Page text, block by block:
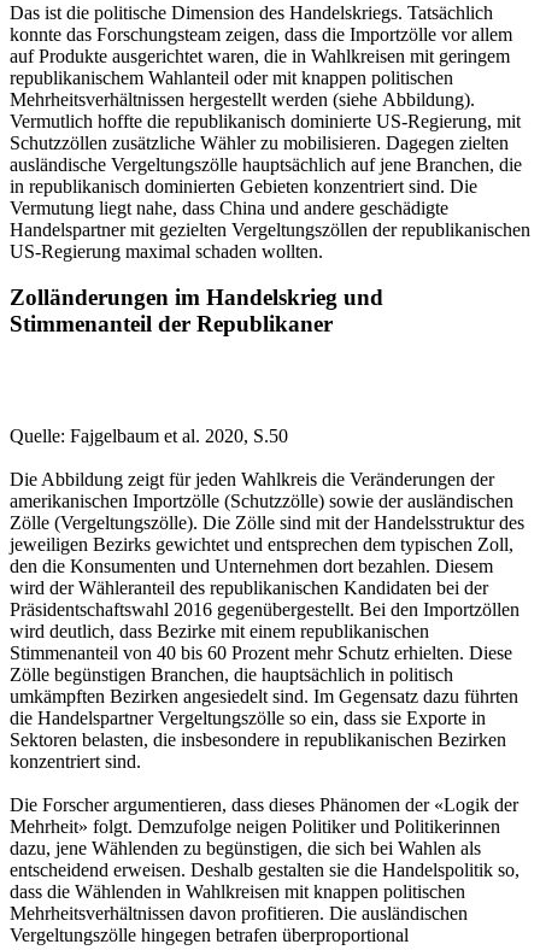
Das ist die politische Dimension des Handelskriegs. Tatsächlich
konnte das Forschungsteam zeigen, dass die Importzölle vor allem
auf Produkte ausgerichtet waren, die in Wahlkreisen mit geringem
republikanischem Wahlanteil oder mit knappen politischen
Mehrheitsverhältnissen hergestellt werden (siehe Abbildung).
Vermutlich hoffte die republikanisch dominierte US-Regierung, mit
Schutzzöllen zusätzliche Wähler zu mobilisieren. Dagegen zielten
ausländische Vergeltungszölle hauptsächlich auf jene Branchen, die
in republikanisch dominierten Gebieten konzentriert sind. Die
Vermutung liegt nahe, dass China und andere geschädigte
Handelspartner mit gezielten Vergeltungszöllen der republikanischen
US-Regierung maximal schaden wollten.
Zolländerungen im Handelskrieg und
Stimmenanteil der Republikaner
Quelle: Fajgelbaum et al. 2020, S.50
Die Abbildung zeigt für jeden Wahlkreis die Veränderungen der
amerikanischen Importzölle (Schutzzölle) sowie der ausländischen
Zölle (Vergeltungszölle). Die Zölle sind mit der Handelsstruktur des
jeweiligen Bezirks gewichtet und entsprechen dem typischen Zoll,
den die Konsumenten und Unternehmen dort bezahlen. Diesem
wird der Wähleranteil des republikanischen Kandidaten bei der
Präsidentschaftswahl 2016 gegenübergestellt. Bei den Importzöllen
wird deutlich, dass Bezirke mit einem republikanischen
Stimmenanteil von 40 bis 60 Prozent mehr Schutz erhielten. Diese
Zölle begünstigen Branchen, die hauptsächlich in politisch
umkämpften Bezirken angesiedelt sind. Im Gegensatz dazu führten
die Handelspartner Vergeltungszölle so ein, dass sie Exporte in
Sektoren belasten, die insbesondere in republikanischen Bezirken
konzentriert sind.
Die Forscher argumentieren, dass dieses Phänomen der «Logik der
Mehrheit» folgt. Demzufolge neigen Politiker und Politikerinnen
dazu, jene Wählenden zu begünstigen, die sich bei Wahlen als
entscheidend erweisen. Deshalb gestalten sie die Handelspolitik so,
dass die Wählenden in Wahlkreisen mit knappen politischen
Mehrheitsverhältnissen davon profitieren. Die ausländischen
Vergeltungszölle hingegen betrafen überproportional